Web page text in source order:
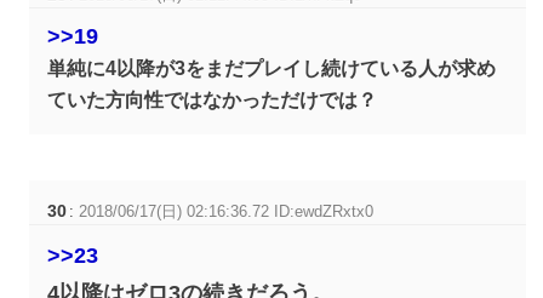
>>19
単純に4以降が3をまだプレイし続けている人が求め
ていた方向性ではなかっただけでは？
30 :2018/06/17(日) 02:16:36.72 ID:ewdZRxtx0
>>23